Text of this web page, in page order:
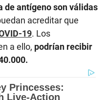
de antígeno son válidas
acreditar que
19. Los
a ello, podrían recibir